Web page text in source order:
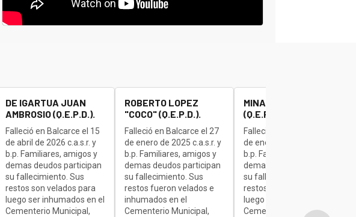
DE IGARTUA JUAN
AMBROSIO (Q.E.P.D.).
Falleció en Balcarce el 15
de abril de 2026 c.a.s.r. y
b.p. Familiares, amigos y
demas deudos participan
su fallecimiento. Sus
restos son velados para
luego ser inhumados en el
Cementerio Municipal,
ROBERTO LOPEZ
"COCO" (Q.E.P.D.).
Falleció en Balcarce el 27
de enero de 2025 c.a.s.r. y
b.p. Familiares, amigos y
demas deudos participan
su fallecimiento. Sus
restos fueron velados e
inhumados en el
Cementerio Municipal,
MINAUDO JOSE "BETA"
(Q.E.P.D.).
Falleció en Balcarce el 27
de enero de 2025 c.a.s.r. y
b.p. Familiares, amigos y
demas deudos participan
su fallecimiento. Sus
restos son velados para
luego ser inhumados en el
Cementerio Municipal,